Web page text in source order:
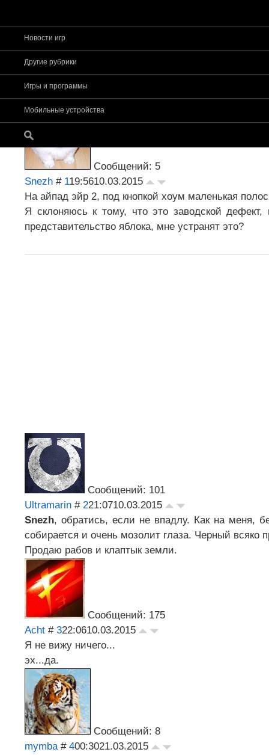
Новости игр
Другие рубрики
Игры и программы
Мобильные устройства
Страница
Форум app-s » Прочее » Вопрос - ответ. Помощь по
Сообщений: 5
Snezh # 119:5610.03.2015
На айпад эйр 2, под кнопкой хоум маленькая
Я склоняюсь к тому, что это заводской
представительство яблока, мне устранят это?
Сообщений: 101
Ultramarin # 221:0710.03.2015
Snezh, обратись, если не впадлу. Как на меня,
собирается и очень мозолит глаза. Черный всяко
Продаю рабов и клаптык земли.
Сообщений: 175
Acht # 322:0610.03.2015
Я не вижу ничего...
эх...да.
Сообщений: 8
mymba # 400:3021.03.2015